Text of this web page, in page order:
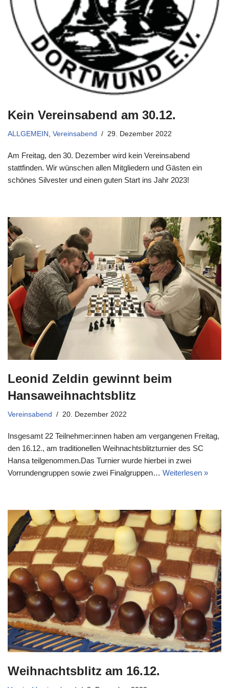
Kein Vereinsabend am 30.12.
ALLGEMEIN , Vereinsabend 29. Dezember 2022
Am Freitag, den 30. Dezember wird kein Vereinsabend
stattfinden. Wir wünschen allen Mitgliedern und Gästen ein
schönes Silvester und einen guten Start ins Jahr 2023!
Leonid Zeldin gewinnt beim
Hansaweihnachtsblitz
Vereinsabend 20. Dezember 2022
Insgesamt 22 Teilnehmer:innen haben am vergangenen Freitag,
den 16.12., am traditionellen Weihnachtsblitzturnier des SC
Hansa teilgenommen.Das Turnier wurde hierbei in zwei
Vorrundengruppen sowie zwei Finalgruppen… Weiterlesen »
Weihnachtsblitz am 16.12.